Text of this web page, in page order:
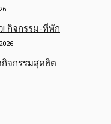
! กิจกรรม-ที่พัก
จกรรมสุดฮิต